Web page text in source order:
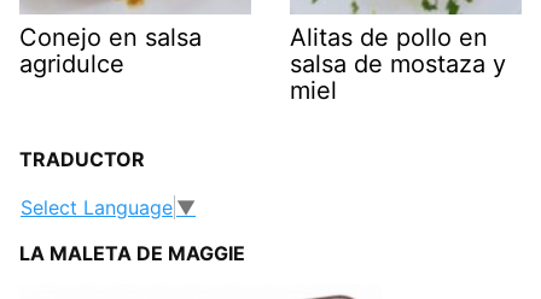
Conejo en salsa
agridulce
Alitas de pollo en
salsa de mostaza y
miel
TRADUCTOR
Select Language ▼
LA MALETA DE MAGGIE